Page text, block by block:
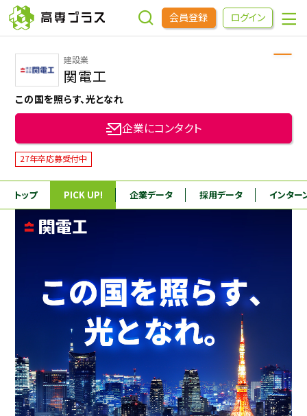
会員登録 ログイン
企業をさがす
進学先をさがす
インターンシップ・イベントをさがす
高専OBOGをさがす
高専生コミュニティ
めもらす
本科5年生・専攻科2年生向け 採用継続中の企業特集
建設業
関電工
この国を照らす、光となれ
企業にコンタクト
27年卒応募受付中
トップ PICK UP! 企業データ 採用データ インター